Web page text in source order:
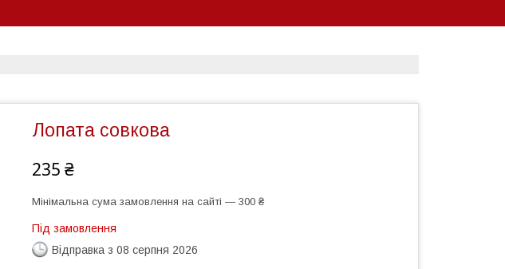
Лопата совкова
235 ₴
Мінімальна сума замовлення на сайті — 300 ₴
Під замовлення
Відправка з 08 серпня 2026